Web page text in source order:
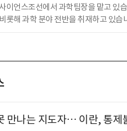
사이언스조선에서 과학팀장을 맡고 있
비롯해 과학 분야 전반을 취재하고 있습
만나는 지도자… 이란, 통제